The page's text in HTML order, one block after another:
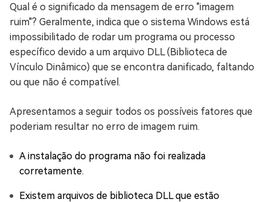
Qual é o significado da mensagem de erro "imagem
ruim"? Geralmente, indica que o sistema Windows está
impossibilitado de rodar um programa ou processo
específico devido a um arquivo DLL (Biblioteca de
Vínculo Dinâmico) que se encontra danificado, faltando
ou que não é compatível.
Apresentamos a seguir todos os possíveis fatores que
poderiam resultar no erro de imagem ruim.
A instalação do programa não foi realizada
corretamente.
Existem arquivos de biblioteca DLL que estão